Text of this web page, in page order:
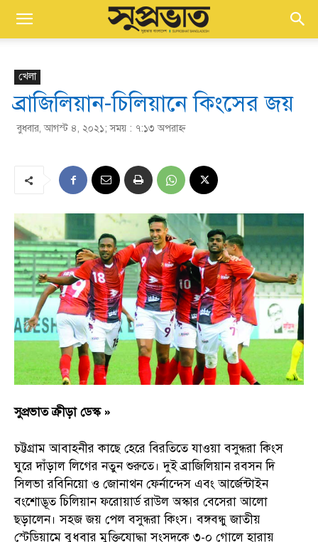
খেলা
ব্রাজিলিয়ান-চিলিয়ানে কিংসের জয়
বুধবার, আগস্ট ৪, ২০২১; সময় : ৭:১৩ অপরাহ্ণ
সুপ্রভাত ক্রীড়া ডেস্ক »
চট্টগ্রাম আবাহনীর কাছে হেরে বিরতিতে যাওয়া বসুন্ধরা কিংস
ঘুরে দাঁড়াল লিগের নতুন শুরুতে। দুই ব্রাজিলিয়ান রবসন দি
সিলভা রবিনিয়ো ও জোনাথন ফের্নান্দেস এবং আর্জেন্টাইন
বংশোদ্ভূত চিলিয়ান ফরোয়ার্ড রাউল অস্কার বেসেরা আলো
ছড়ালেন। সহজ জয় পেল বসুন্ধরা কিংস। বঙ্গবন্ধু জাতীয়
স্টেডিয়ামে বুধবার মুক্তিযোদ্ধা সংসদকে ৩-০ গোলে হারায়